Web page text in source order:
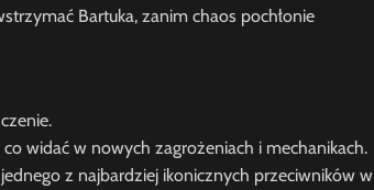
Bartuka, zanim chaos pochłonie
widać w nowych zagrożeniach i mechanikach.
z najbardziej ikonicznych przeciwników w